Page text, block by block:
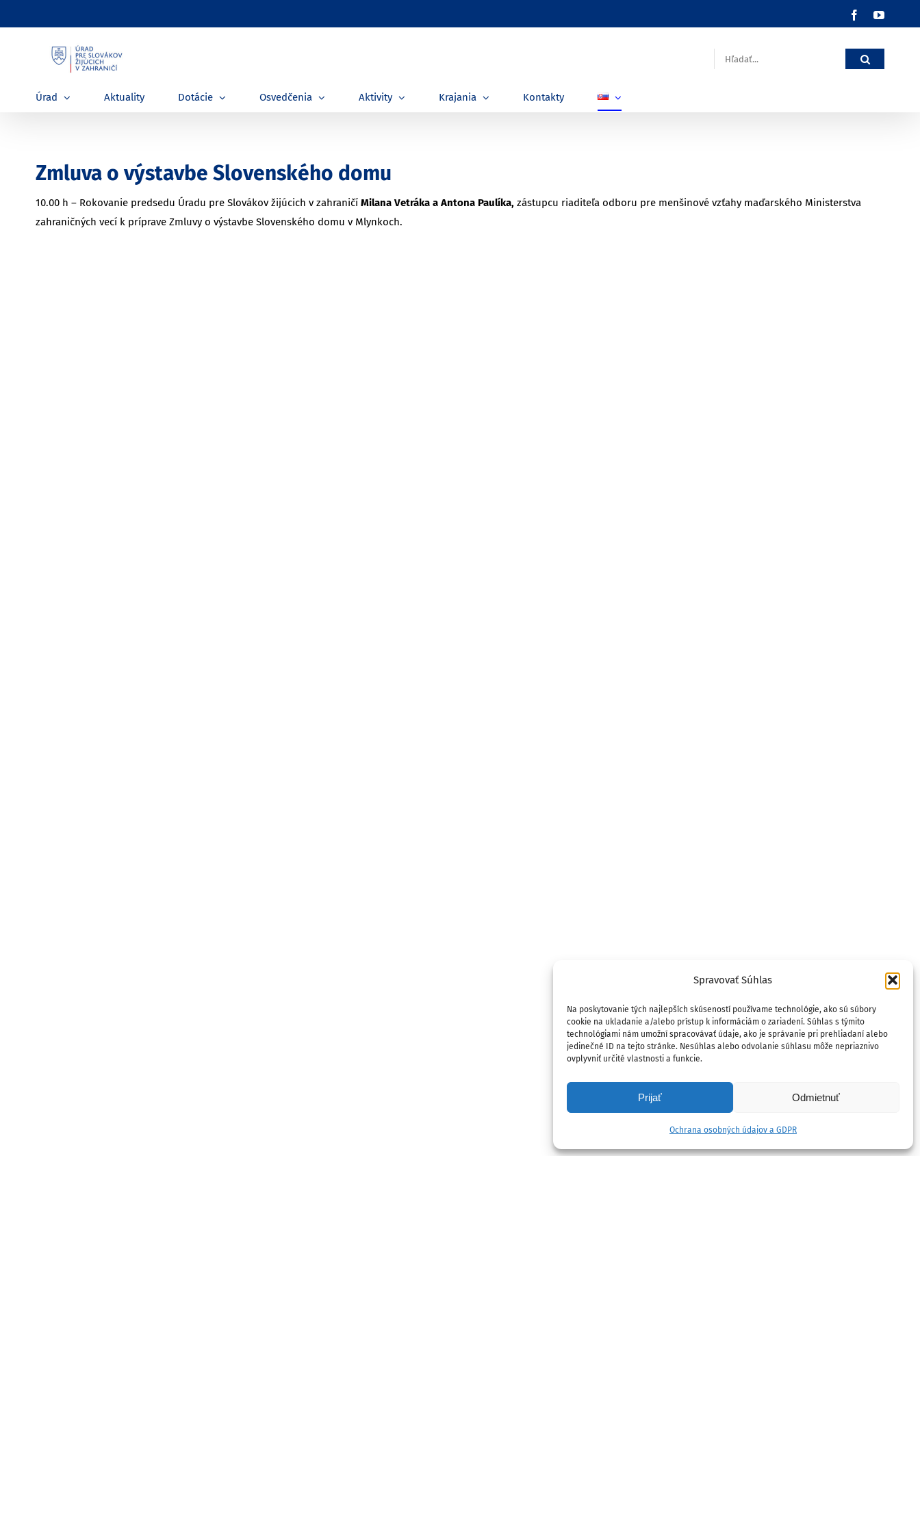
Spravovať Súhlas
Na poskytovanie tých najlepších skúseností používame technológie, ako sú súbory
cookie na ukladanie a/alebo prístup k informáciám o zariadení. Súhlas s týmito
technológiami nám umožní spracovávať údaje, ako je správanie pri prehliadaní alebo
jedinečné ID na tejto stránke. Nesúhlas alebo odvolanie súhlasu môže nepriaznivo
ovplyvniť určité vlastnosti a funkcie.
Prijať Odmietnuť
Ochrana osobných údajov a GDPR
to
Facebook
Hľadať:
Úrad Aktuality Dotácie Osvedčenia Aktivity Krajania Kontakty
Zmluva o výstavbe Slovenského domu
10.00 h – Rokovanie predsedu Úradu pre Slovákov žijúcich v zahraničí Milana Vetráka a Antona Paulíka, zástupcu riaditeľa odboru pre menšinové vzťahy maďarského Ministerstva
zahraničných vecí k príprave Zmluvy o výstavbe Slovenského domu v Mlynkoch.